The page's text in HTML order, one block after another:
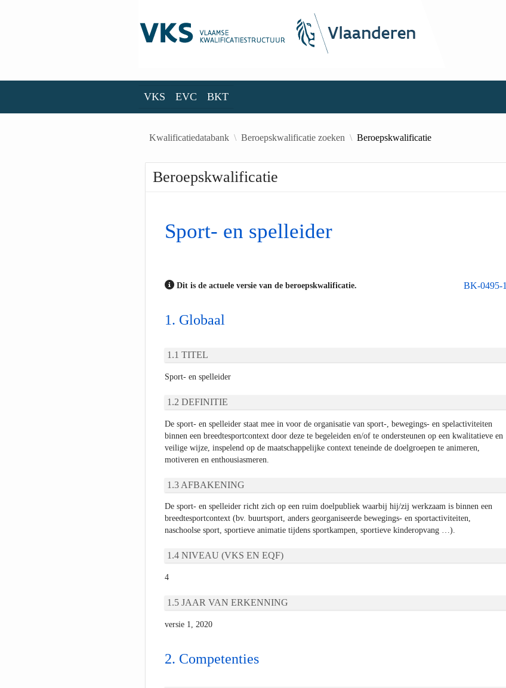
VKS EVC BKT
Kwalificatiedatabank Beroepskwalificatie zoeken Beroepskwalificatie
Beroepskwalificatie
Sport- en spelleider
BK-0495-1
Dit is de actuele versie van de beroepskwalificatie.
Globaal
TITEL
Sport- en spelleider
DEFINITIE
De sport- en spelleider staat mee in voor de organisatie van sport-, bewegings- en spelactiviteiten
binnen een breedtesportcontext door deze te begeleiden en/of te ondersteunen op een kwalitatieve en
veilige wijze, inspelend op de maatschappelijke context teneinde de doelgroepen te animeren,
motiveren en enthousiasmeren.
AFBAKENING
De sport- en spelleider richt zich op een ruim doelpubliek waarbij hij/zij werkzaam is binnen een
breedtesportcontext (bv. buurtsport, anders georganiseerde bewegings- en sportactiviteiten,
naschoolse sport, sportieve animatie tijdens sportkampen, sportieve kinderopvang …).
NIVEAU (VKS EN EQF)
4
JAAR VAN ERKENNING
versie 1, 2020
Competenties